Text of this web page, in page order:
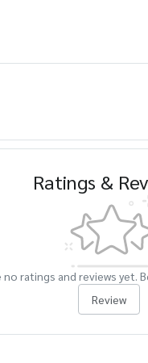
Ratings &
no ratings and reviews yet.
Review